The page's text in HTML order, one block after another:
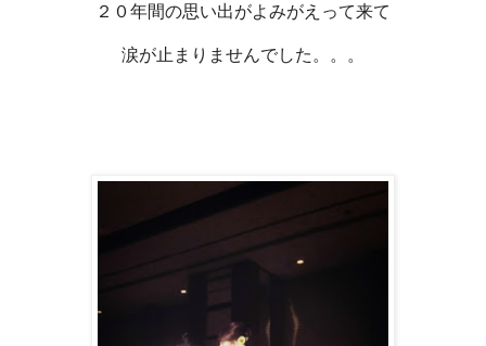
２０年間の思い出がよみがえって来て
涙が止まりませんでした。。。